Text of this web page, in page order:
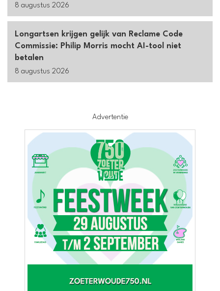
8 augustus 2026
Longartsen krijgen gelijk van Reclame Code
Commissie: Philip Morris mocht AI-tool niet
betalen
8 augustus 2026
Advertentie